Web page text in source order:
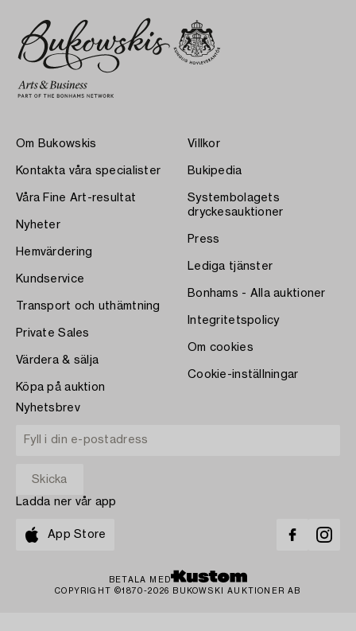
Om Bukowskis
Kontakta våra specialister
Våra Fine Art-resultat
Nyheter
Hemvärdering
Kundservice
Transport och uthämtning
Private Sales
Värdera & sälja
Köpa på auktion
Villkor
Bukipedia
Systembolagets
dryckesauktioner
Press
Lediga tjänster
Bonhams - Alla auktioner
Integritetspolicy
Om cookies
Cookie-inställningar
Nyhetsbrev
Ladda ner vår app
App Store
BETALA MED
COPYRIGHT ©1870-2026 BUKOWSKI AUKTIONER AB